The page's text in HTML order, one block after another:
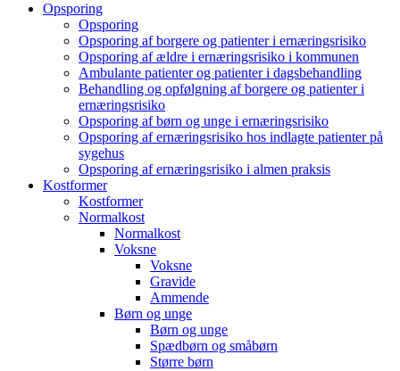
Opsporing
Opsporing
Opsporing af borgere og patienter i ernæringsrisiko
Opsporing af ældre i ernæringsrisiko i kommunen
Ambulante patienter og patienter i dagsbehandling
Behandling og opfølgning af borgere og patienter i
ernæringsrisiko
Opsporing af børn og unge i ernæringsrisiko
Opsporing af ernæringsrisiko hos indlagte patienter på
sygehus
Opsporing af ernæringsrisiko i almen praksis
Kostformer
Kostformer
Normalkost
Normalkost
Voksne
Voksne
Gravide
Ammende
Børn og unge
Børn og unge
Spædbørn og småbørn
Større børn